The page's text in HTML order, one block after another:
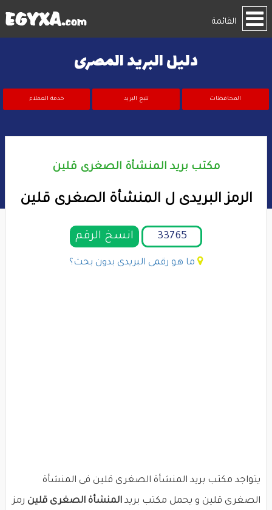
القائمة
دليل البريد المصرى
المحافظات تتبع البريد خدمة العملاء
مكتب بريد المنشأة الصغرى قلين
الرمز البريدى ل المنشأة الصغرى قلين
انسخ الرقم
ما هو رقمى البريدى بدون بحث؟
يتواجد مكتب بريد المنشأة الصغرى قلين فى المنشأة
الصغرى قلين و يحمل مكتب بريد المنشأة الصغرى قلين رمز